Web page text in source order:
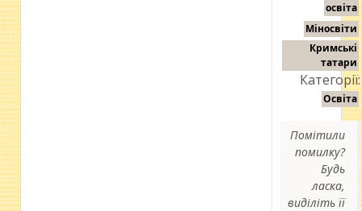
освіта
Міносвіти
Кримські
татари
Категорії:
Освіта
Помітили
помилку?
Будь
ласка,
виділіть її